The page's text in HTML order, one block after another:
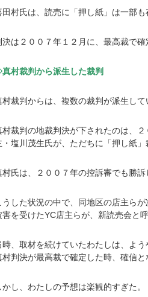
田村氏は、読売に「押し紙」は一部
決は２００７年１２月に、最高裁で確
村裁判から派生した裁判
村裁判からは、複数の裁判が派生し
村裁判の地裁判決が下されたのは、
・塩川茂生氏が、ただちに「押し紙
村氏は、２００７年の控訴審でも勝
うした状況の中で、同地区の店主ら
害を受けたYC店主らが、新読売会と
時、取材を続けていたわたしは、よ
村判決が最高裁で確定した時、確信と
かし、わたしの予想は楽観的すぎた。